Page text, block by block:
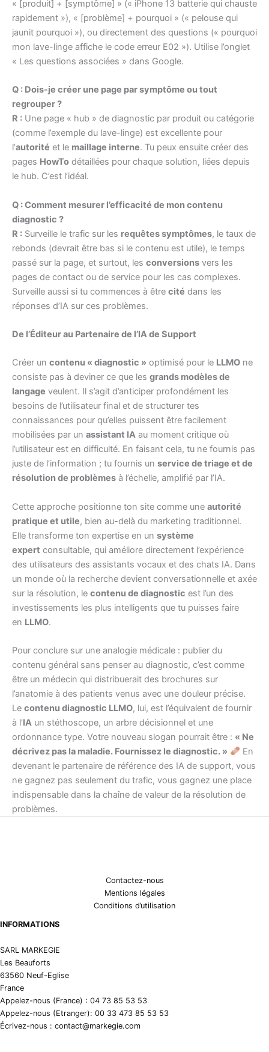
« [produit] + [symptôme] » (« iPhone 13 batterie qui chauste
rapidement »), « [problème] + pourquoi » (« pelouse qui
jaunit pourquoi »), ou directement des questions (« pourquoi
mon lave-linge affiche le code erreur E02 »). Utilise l’onglet
« Les questions associées » dans Google.
Q : Dois-je créer une page par symptôme ou tout
regrouper ?
R : Une page « hub » de diagnostic par produit ou catégorie
(comme l’exemple du lave-linge) est excellente pour
l’autorité et le maillage interne. Tu peux ensuite créer des
pages HowTo détaillées pour chaque solution, liées depuis
le hub. C’est l’idéal.
Q : Comment mesurer l’efficacité de mon contenu
diagnostic ?
R : Surveille le trafic sur les requêtes symptômes, le taux de
rebonds (devrait être bas si le contenu est utile), le temps
passé sur la page, et surtout, les conversions vers les
pages de contact ou de service pour les cas complexes.
Surveille aussi si tu commences à être cité dans les
réponses d’IA sur ces problèmes.
De l’Éditeur au Partenaire de l’IA de Support
Créer un contenu « diagnostic » optimisé pour le LLMO ne
consiste pas à deviner ce que les grands modèles de
langage veulent. Il s’agit d’anticiper profondément les
besoins de l’utilisateur final et de structurer tes
connaissances pour qu’elles puissent être facilement
mobilisées par un assistant IA au moment critique où
l’utilisateur est en difficulté. En faisant cela, tu ne fournis pas
juste de l’information ; tu fournis un service de triage et de
résolution de problèmes à l’échelle, amplifié par l’IA.
Cette approche positionne ton site comme une autorité
pratique et utile, bien au-delà du marketing traditionnel.
Elle transforme ton expertise en un système
expert consultable, qui améliore directement l’expérience
des utilisateurs des assistants vocaux et des chats IA. Dans
un monde où la recherche devient conversationnelle et axée
sur la résolution, le contenu de diagnostic est l’un des
investissements les plus intelligents que tu puisses faire
en LLMO.
Pour conclure sur une analogie médicale : publier du
contenu général sans penser au diagnostic, c’est comme
être un médecin qui distribuerait des brochures sur
l’anatomie à des patients venus avec une douleur précise.
Le contenu diagnostic LLMO, lui, est l’équivalent de fournir
à l’IA un stéthoscope, un arbre décisionnel et une
ordonnance type. Votre nouveau slogan pourrait être : « Ne
décrivez pas la maladie. Fournissez le diagnostic. »
En
devenant le partenaire de référence des IA de support, vous
ne gagnez pas seulement du trafic, vous gagnez une place
indispensable dans la chaîne de valeur de la résolution de
problèmes.
Contactez-nous
Mentions légales
Conditions d’utilisation
INFORMATIONS
SARL MARKEGIE
Les Beauforts
63560 Neuf-Eglise
France
Appelez-nous (France) : 04 73 85 53 53
Appelez-nous (Etranger): 00 33 473 85 53 53
Écrivez-nous : contact@markegie.com